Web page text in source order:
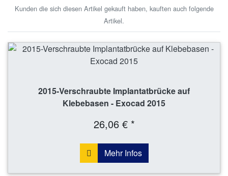
Kunden die sich diesen Artikel gekauft haben, kauften auch folgende
Artikel.
2015-Verschraubte Implantatbrücke auf
Klebebasen - Exocad 2015
26,06 € *
Mehr Infos